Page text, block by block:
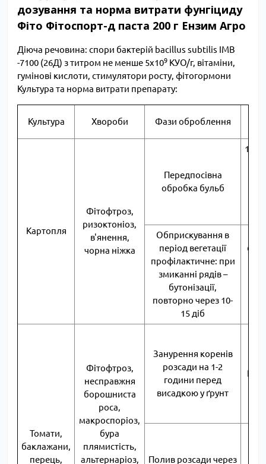
дозування та норма витрати фунгіциду
Фіто Фітоспорт-д паста 200 г Ензим Агро
Діюча речовина: спори бактерій bacillus subtilis IMB
-7100 (26Д) з титром не менше 5х109 КУО/г, вітаміни,
гумінові кислоти, стимулятори росту, фітогормони
Культура та норма витрати препарату:
Культура Хвороби Фази оброблення
Картопля
Фітофтроз,
ризоктоніоз,
в'янення,
чорна ніжка
Передпосівна
обробка бульб
100
Обприскування в
період вегетації
профілактичне: при
змиканні рядів –
бутонізації,
повторно через 10-
15 діб
60
Томати,
баклажани,
перець,
Фітофтроз,
несправжня
борошниста
роса,
макроспоріоз,
бура
плямистість,
альтернаріоз,
Занурення коренів
розсади на 1-2
години перед
висадкою у ґрунт
РП
Полив розсади через